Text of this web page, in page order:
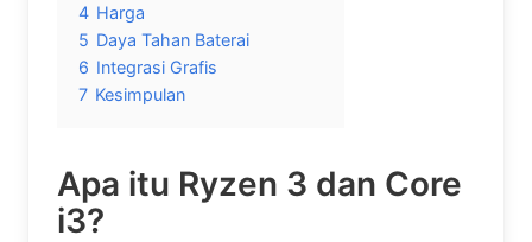
4 Harga
5 Daya Tahan Baterai
6 Integrasi Grafis
7 Kesimpulan
Apa itu Ryzen 3 dan Core
i3?